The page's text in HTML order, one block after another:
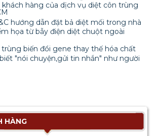
hàng của dịch vụ diệt côn trùng
hướng dẫn đặt bả diệt mối trong nhà
họa từ bẫy điện diệt chuột ngoài
biến đổi gene thay thế hóa chất
"nói chuyện,gửi tin nhắn" như người
HÀNG